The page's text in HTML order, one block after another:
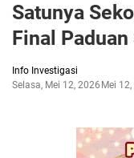
Satunya
Final Paduan
Info Investigasi
Selasa, Mei 12, 2026 Mei